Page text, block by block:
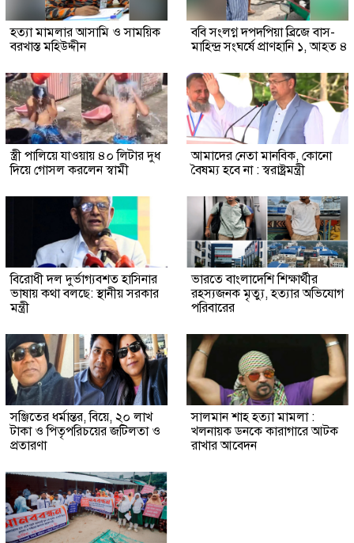
হত্যা মামলার আসামি ও সাময়িক
বরখাস্ত মহিউদ্দীন
ববি সংলগ্ন দপদপিয়া ব্রিজে বাস-
মাহিন্দ্র সংঘর্ষে প্রাণহানি ১, আহত ৪
স্ত্রী পালিয়ে যাওয়ায় ৪০ লিটার দুধ
দিয়ে গোসল করলেন স্বামী
আমাদের নেতা মানবিক, কোনো
বৈষম্য হবে না : স্বরাষ্ট্রমন্ত্রী
বিরোধী দল দুর্ভাগ্যবশত হাসিনার
ভাষায় কথা বলছে: স্থানীয় সরকার
মন্ত্রী
ভারতে বাংলাদেশি শিক্ষার্থীর
রহস্যজনক মৃত্যু, হত্যার অভিযোগ
পরিবারের
সঞ্জিতের ধর্মান্তর, বিয়ে, ২০ লাখ
টাকা ও পিতৃপরিচয়ের জটিলতা ও
প্রতারণা
সালমান শাহ হত্যা মামলা :
খলনায়ক ডনকে কারাগারে আটক
রাখার আবেদন